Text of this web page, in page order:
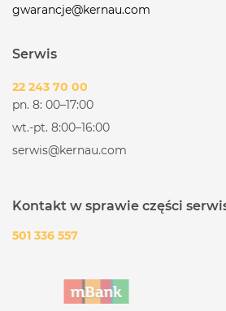
gwarancje@kernau.com
Serwis
22 243 70 00
pn. 8: 00–17:00
wt.-pt. 8:00–16:00
serwis@kernau.com
Kontakt w sprawie części
501 336 557